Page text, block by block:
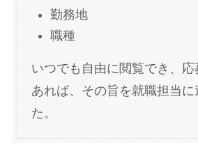
勤務地
職種
いつでも自由に閲覧でき、
あれば、その旨を就職担当に
た。